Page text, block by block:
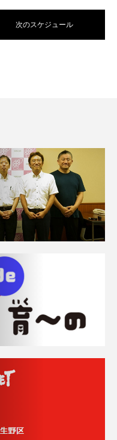
次のスケジュール